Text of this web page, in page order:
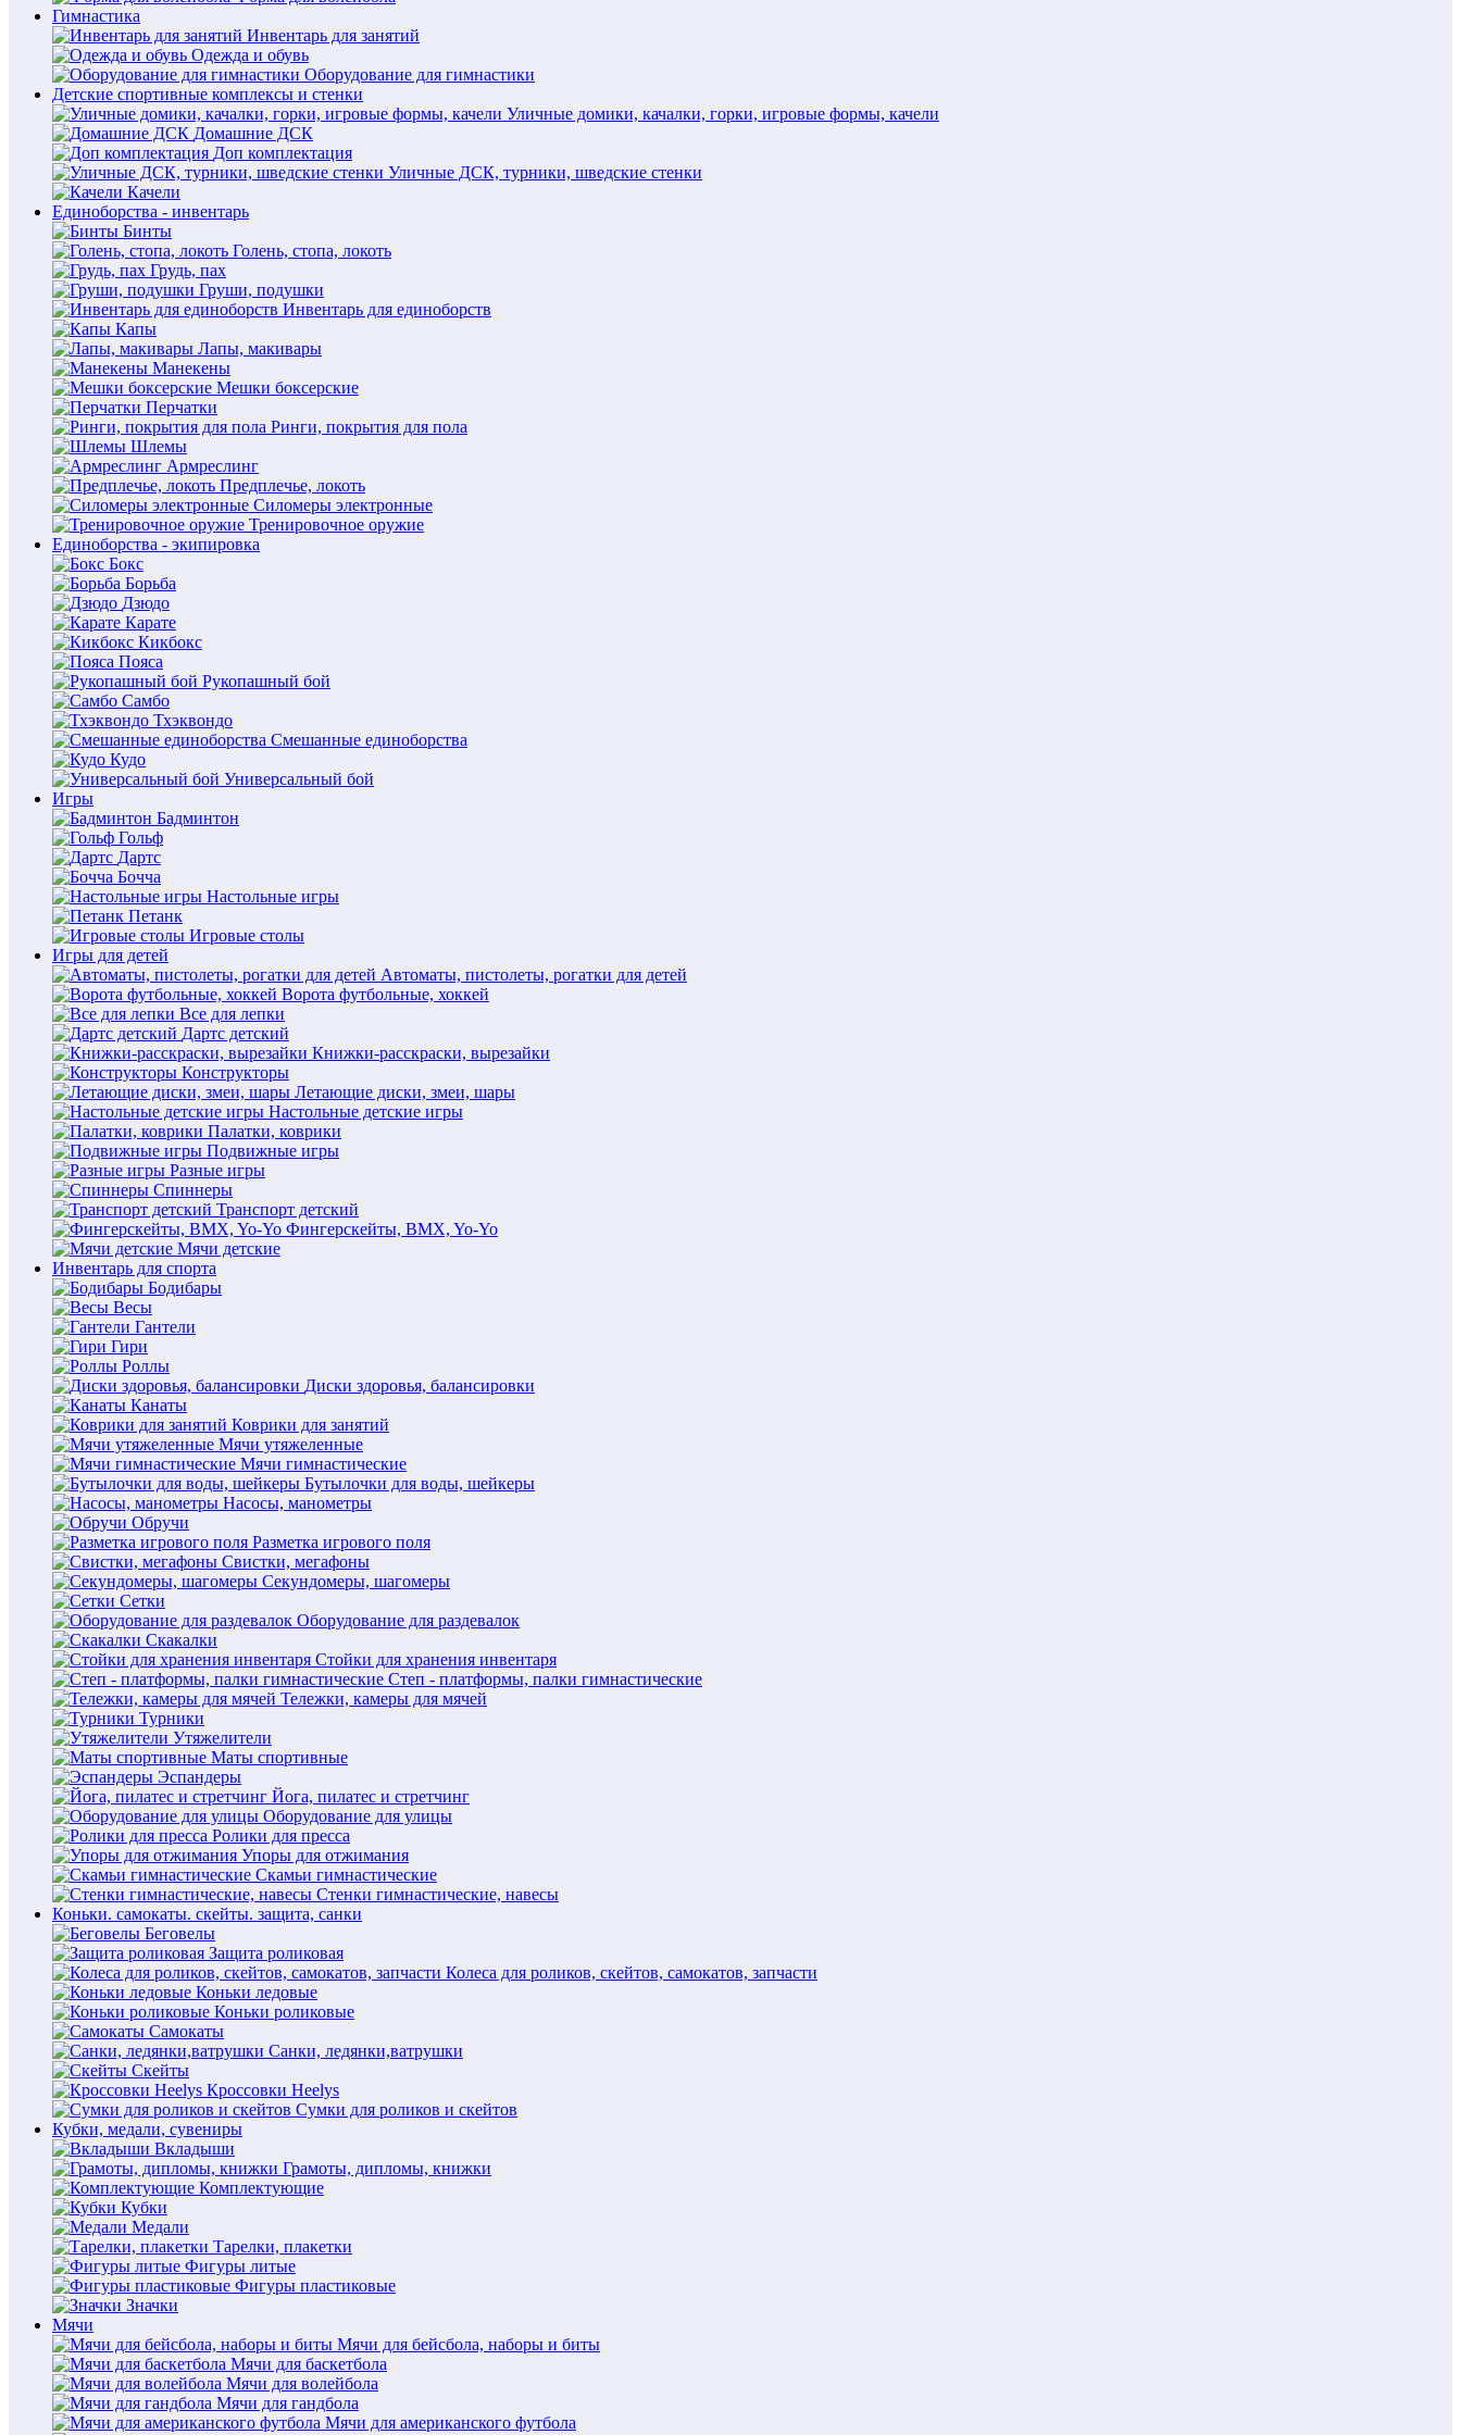
Гимнастика
Инвентарь для занятий
Одежда и обувь
Оборудование для гимнастики
Детские спортивные комплексы и стенки
Уличные домики, качалки, горки, игровые формы, качели
Домашние ДСК
Доп комплектация
Уличные ДСК, турники, шведские стенки
Качели
Единоборства - инвентарь
Бинты
Голень, стопа, локоть
Грудь, пах
Груши, подушки
Инвентарь для единоборств
Капы
Лапы, макивары
Манекены
Мешки боксерские
Перчатки
Ринги, покрытия для пола
Шлемы
Армреслинг
Предплечье, локоть
Силомеры электронные
Тренировочное оружие
Единоборства - экипировка
Бокс
Борьба
Дзюдо
Карате
Кикбокс
Пояса
Рукопашный бой
Самбо
Тхэквондо
Смешанные единоборства
Кудо
Универсальный бой
Игры
Бадминтон
Гольф
Дартс
Бочча
Настольные игры
Петанк
Игровые столы
Игры для детей
Автоматы, пистолеты, рогатки для детей
Ворота футбольные, хоккей
Все для лепки
Дартс детский
Книжки-расскраски, вырезайки
Конструкторы
Летающие диски, змеи, шары
Настольные детские игры
Палатки, коврики
Подвижные игры
Разные игры
Спиннеры
Транспорт детский
Фингерскейты, BMX, Yo-Yo
Мячи детские
Инвентарь для спорта
Бодибары
Весы
Гантели
Гири
Роллы
Диски здоровья, балансировки
Канаты
Коврики для занятий
Мячи утяжеленные
Мячи гимнастические
Бутылочки для воды, шейкеры
Насосы, манометры
Обручи
Разметка игрового поля
Свистки, мегафоны
Секундомеры, шагомеры
Сетки
Оборудование для раздевалок
Скакалки
Стойки для хранения инвентаря
Степ - платформы, палки гимнастические
Тележки, камеры для мячей
Турники
Утяжелители
Маты спортивные
Эспандеры
Йога, пилатес и стретчинг
Оборудование для улицы
Ролики для пресса
Упоры для отжимания
Скамьи гимнастические
Стенки гимнастические, навесы
Коньки. самокаты. скейты. защита, санки
Беговелы
Защита роликовая
Колеса для роликов, скейтов, самокатов, запчасти
Коньки ледовые
Коньки роликовые
Самокаты
Санки, ледянки,ватрушки
Скейты
Кроссовки Heelys
Сумки для роликов и скейтов
Кубки, медали, сувениры
Вкладыши
Грамоты, дипломы, книжки
Комплектующие
Кубки
Медали
Тарелки, плакетки
Фигуры литые
Фигуры пластиковые
Значки
Мячи
Мячи для бейсбола, наборы и биты
Мячи для баскетбола
Мячи для волейбола
Мячи для гандбола
Мячи для американского футбола